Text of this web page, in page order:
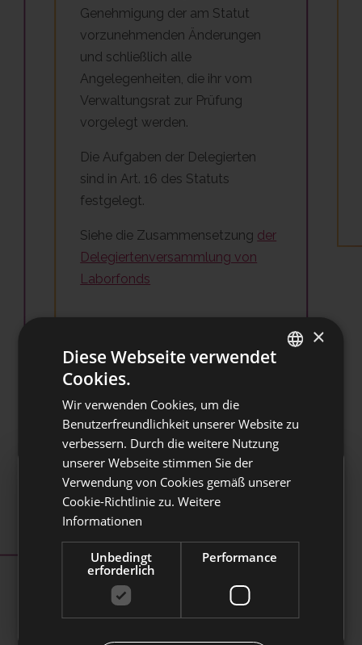
Genehmigung der am Statut
vorzunehmenden Änderungen
und schließlich alle
Angelegenheiten, die ihr vom
Verwaltungsrat zur Prüfung
vorgelegt werden.
Die Aufgaben der Delegierten
sind in Art. 16 des Statuts
festgelegt.
Siehe die Zusammensetzung der
Delegiertenversammlung von
Laborfonds
Automatische Beitritte
Ab dem 1. Juli 2026 kann Laborfonds
automatische Beitritte von Beschäftigten aus
der Privatwirtschaft entgegennehmen.
Klicken Sie hier, um mehr zu erfahren
×
Diese Webseite verwendet
Cookies.
Wir verwenden Cookies, um die
Benutzerfreundlichkeit unserer Website zu
verbessern. Durch die weitere Nutzung
unserer Webseite stimmen Sie der
Verwendung von Cookies gemäß unserer
Cookie-Richtlinie zu. Weitere
Informationen
Unbedingt
erforderlich
Performance